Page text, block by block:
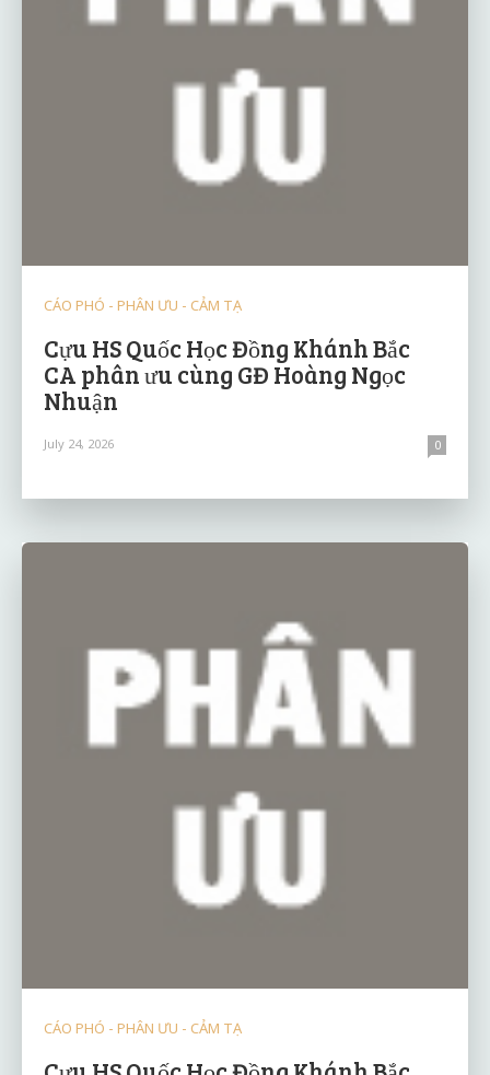
CÁO PHÓ - PHÂN ƯU - CẢM TẠ
Cựu HS Quốc Học Đồng Khánh Bắc
CA phân ưu cùng GĐ Hoàng Ngọc
Nhuận
July 24, 2026 0
CÁO PHÓ - PHÂN ƯU - CẢM TẠ